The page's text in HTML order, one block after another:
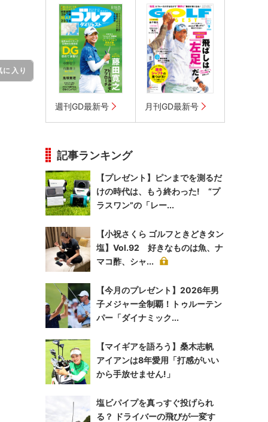
に入り
週刊GD最新号 月刊GD最新号
記事ランキング
【プレゼント】ピンまでを測るだ
けの時代は、もう終わった! “プ
ラスワン”の「レー...
【小祝さくら ゴルフときどきタン
塩】Vol.92 好きなものは魚、ナ
マコ酢、シャ...
【今月のプレゼント】2026年男
子メジャー全制覇！トゥルーテン
パー「ダイナミック...
【マイギアを語ろう】桑木志帆
アイアンは8年愛用「打感がいい
から手放せません!」
塩ビパイプを真っすぐ投げられ
る？ ドライバーの飛びが一変す